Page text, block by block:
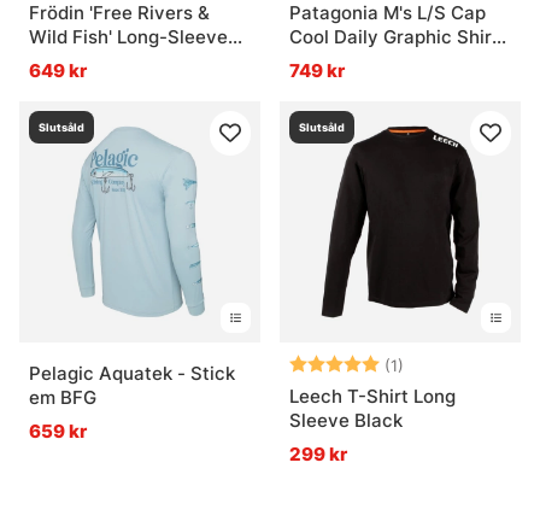
Frödin 'Free Rivers &
Wild Fish' Long-Sleeve
T-Shirt - Earth Blue
649 kr
Patagonia M's L/S Cap
Cool Daily Graphic Shirt
Waters BLAF
749 kr
Slutsåld
Pelagic Aquatek - Stick
em BFG
659 kr
Slutsåld
Betyg: (1)
Leech T-Shirt Long
Sleeve Black
299 kr